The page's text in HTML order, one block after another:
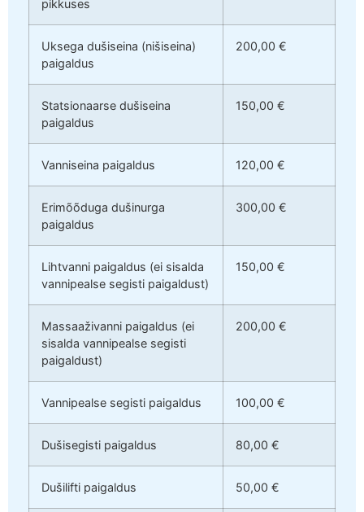
pikkuses
Uksega dušiseina (nišiseina)
paigaldus
200,00 €
Statsionaarse dušiseina
paigaldus
150,00 €
Vanniseina paigaldus 120,00 €
Erimõõduga dušinurga
paigaldus
300,00 €
Lihtvanni paigaldus (ei sisalda
vannipealse segisti paigaldust)
150,00 €
Massaaživanni paigaldus (ei
sisalda vannipealse segisti
paigaldust)
200,00 €
Vannipealse segisti paigaldus 100,00 €
Dušisegisti paigaldus 80,00 €
Dušilifti paigaldus 50,00 €